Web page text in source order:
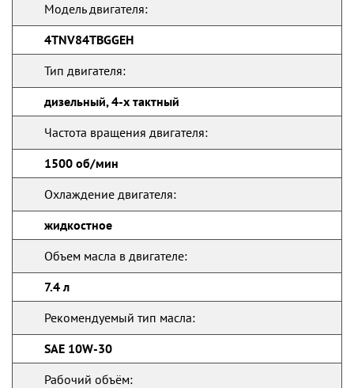
Модель двигателя:
4TNV84TBGGEH
Тип двигателя:
дизельный, 4-х тактный
Частота вращения двигателя:
1500 об/мин
Охлаждение двигателя:
жидкостное
Объем масла в двигателе:
7.4 л
Рекомендуемый тип масла:
SAE 10W-30
Рабочий объём: